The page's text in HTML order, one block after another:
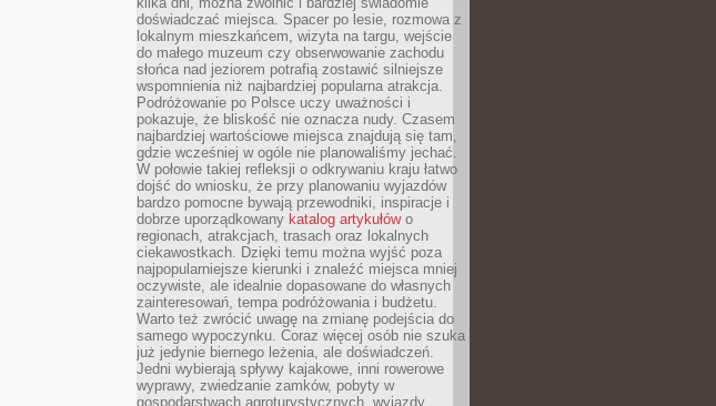
doświadczać miejsca. Spacer po lesie, rozmowa z
lokalnym mieszkańcem, wizyta na targu, wejście
do małego muzeum czy obserwowanie zachodu
słońca nad jeziorem potrafią zostawić silniejsze
wspomnienia niż najbardziej popularna atrakcja.
Podróżowanie po Polsce uczy uważności i
pokazuje, że bliskość nie oznacza nudy. Czasem
najbardziej wartościowe miejsca znajdują się tam,
gdzie wcześniej w ogóle nie planowaliśmy jechać.
W połowie takiej refleksji o odkrywaniu kraju łatwo
dojść do wniosku, że przy planowaniu wyjazdów
bardzo pomocne bywają przewodniki, inspiracje i
dobrze uporządkowany katalog artykułówo
regionach, atrakcjach, trasach oraz lokalnych
ciekawostkach. Dzięki temu można wyjść poza
najpopularniejsze kierunki i znaleźć miejsca mniej
oczywiste, ale idealnie dopasowane do własnych
zainteresowań, tempa podróżowania i budżetu.
Warto też zwrócić uwagę na zmianę podejścia do
samego wypoczynku. Coraz więcej osób nie szuka
już jedynie biernego leżenia, ale doświadczeń.
Jedni wybierają spływy kajakowe, inni rowerowe
wyprawy, zwiedzanie zamków, pobyty w
gospodarstwach agroturystycznych, wyjazdy